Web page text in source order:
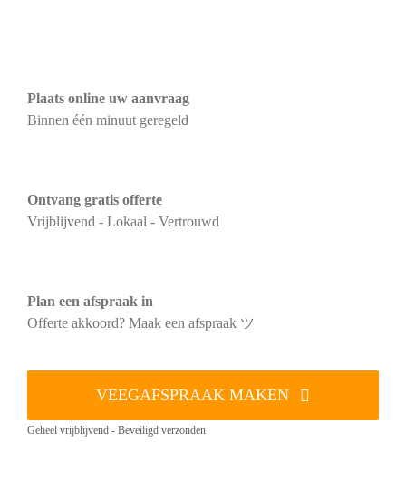
Plaats online uw aanvraag
Binnen één minuut geregeld
Ontvang gratis offerte
Vrijblijvend - Lokaal - Vertrouwd
Plan een afspraak in
Offerte akkoord? Maak een afspraak ツ
VEEGAFSPRAAK MAKEN
Geheel vrijblijvend - Beveiligd verzonden